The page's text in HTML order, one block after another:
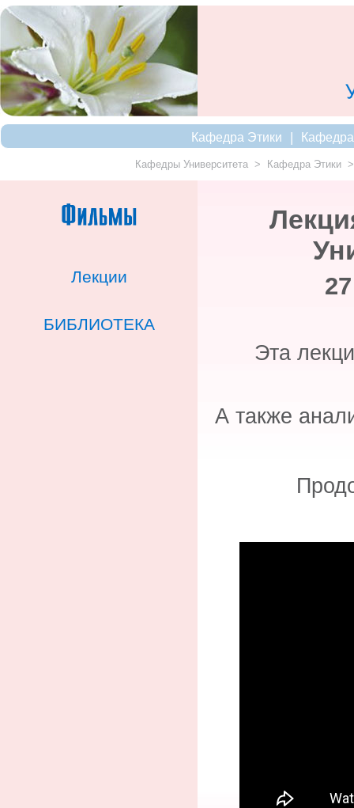
Кафедра Этики |
Кафедры Университета> Кафедра Этики
Лекции
БИБЛИОТЕКА
Эта
А также